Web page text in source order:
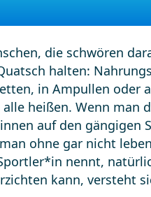
die schwören
halten:
in Ampullen oder
heißen. Wenn man
auf den gängigen
ohne gar nicht
nennt,
kann, versteht